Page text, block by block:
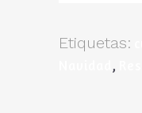
Etiquetas:
,